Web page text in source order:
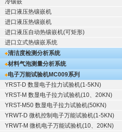
冷镶嵌
进口液压热镶嵌机
进口液压热镶嵌机
进口液压自动热镶嵌机(可矩形)
进口立式热镶嵌系统
清洁度检测分析系统
材料气泡测量分析系统
电子万能试验机MC009系列
YRST-D 数显电子拉力试验机(1-5KN)
YRST-M 数显电子拉力试验机(10、20KN)
YRST-M50 数显电子拉力试验机(50KN)
YRWT-D 微机控制电子万能试验机(1-5KN)
YRWT-M 微机电子万能试验机(10、20KN)